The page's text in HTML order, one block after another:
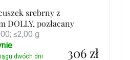
srebrny z
DOLLY, pozłacany
≤2,00 g
306 zł